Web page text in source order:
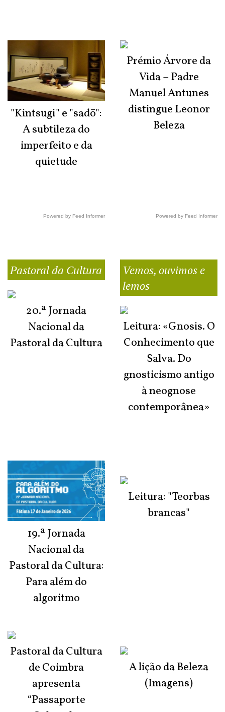
"Kintsugi" e "sadō":
A subtileza do
imperfeito e da
quietude
Powered by Feed Informer
Prémio Árvore da
Vida – Padre
Manuel Antunes
distingue Leonor
Beleza
Powered by Feed Informer
Pastoral da Cultura
20.ª Jornada
Nacional da
Pastoral da Cultura
19.ª Jornada
Nacional da
Pastoral da Cultura:
Para além do
algoritmo
Pastoral da Cultura
de Coimbra
apresenta
“Passaporte
Vemos, ouvimos e
lemos
Leitura: «Gnosis. O
Conhecimento que
Salva. Do
gnosticismo antigo
à neognose
contemporânea»
Leitura: "Teorbas
brancas"
A lição da Beleza
(Imagens)